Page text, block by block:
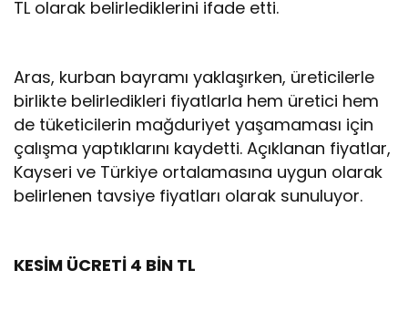
TL olarak belirlediklerini ifade etti.
Aras, kurban bayramı yaklaşırken, üreticilerle
birlikte belirledikleri fiyatlarla hem üretici hem
de tüketicilerin mağduriyet yaşamaması için
çalışma yaptıklarını kaydetti. Açıklanan fiyatlar,
Kayseri ve Türkiye ortalamasına uygun olarak
belirlenen tavsiye fiyatları olarak sunuluyor.
KESİM ÜCRETİ 4 BİN TL